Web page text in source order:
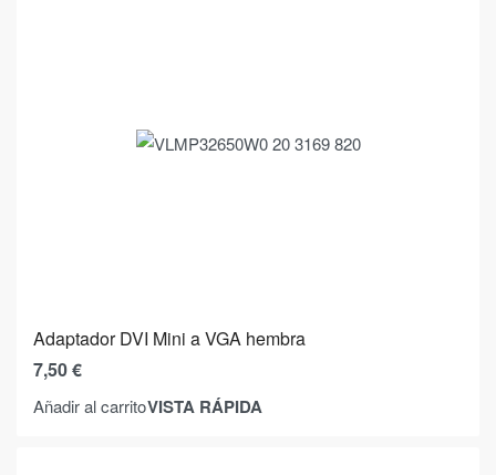
Adaptador DVI Mini a VGA hembra
7,50€
Añadir al carritoVISTA RÁPIDA